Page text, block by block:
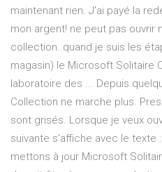
maintenant rien. J'ai payé la
mon argent! ne peut pas ouvrir
collection. quand je suis les
magasin) le Microsoft Solitaire
laboratoire des ... Depuis
Collection ne marche plus.
sont grisés. Lorsque je veux
suivante s'affiche avec le texte
mettons à jour Microsoft